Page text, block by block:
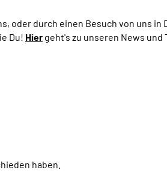
oder durch einen Besuch von uns in
Du! Hier geht's zu unseren News und
haben.